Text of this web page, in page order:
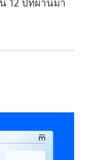
12 ปีที่ผ่านมา